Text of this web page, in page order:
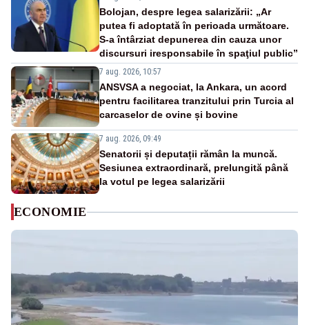
Bolojan, despre legea salarizării: „Ar
putea fi adoptată în perioada următoare.
S-a întârziat depunerea din cauza unor
discursuri iresponsabile în spaţiul public”
7 aug. 2026, 10:57
ANSVSA a negociat, la Ankara, un acord
pentru facilitarea tranzitului prin Turcia al
carcaselor de ovine și bovine
7 aug. 2026, 09:49
Senatorii și deputații rămân la muncă.
Sesiunea extraordinară, prelungită până
la votul pe legea salarizării
ECONOMIE